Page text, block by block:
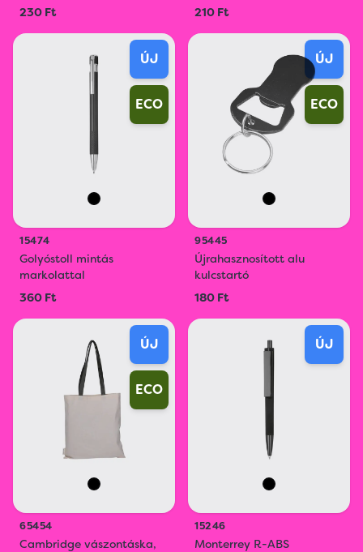
230 Ft
210 Ft
ÚJ
ECO
15474
Golyóstoll mintás
markolattal
360 Ft
ÚJ
ECO
95445
Újrahasznosított alu
kulcstartó
180 Ft
ÚJ
ECO
65454
Cambridge vászontáska,
ÚJ
15246
Monterrey R-ABS